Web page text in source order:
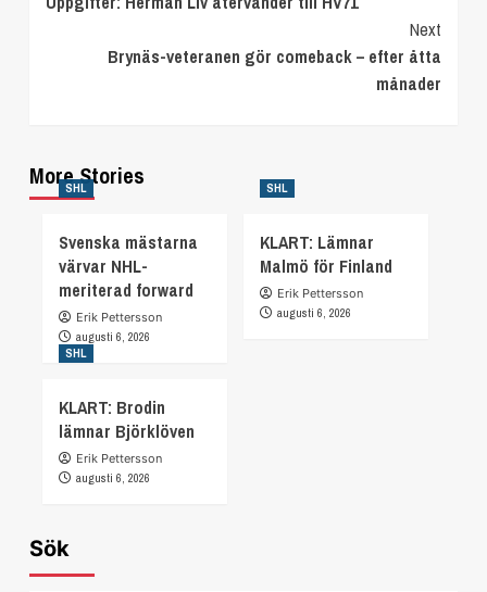
Reading
Next
Brynäs-veteranen gör comeback – efter åtta
månader
More Stories
SHL
Svenska mästarna
värvar NHL-
meriterad forward
Erik Pettersson
augusti 6, 2026
SHL
KLART: Lämnar
Malmö för Finland
Erik Pettersson
augusti 6, 2026
SHL
KLART: Brodin
lämnar Björklöven
Erik Pettersson
augusti 6, 2026
Sök